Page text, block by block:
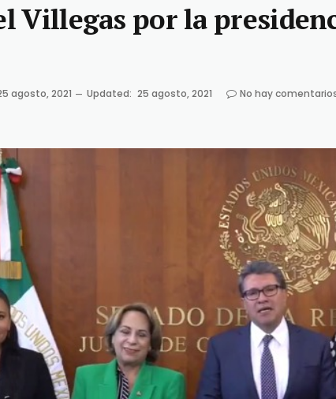
Villegas por la
agosto, 2021 Updated: 25 agosto, 2021
No hay